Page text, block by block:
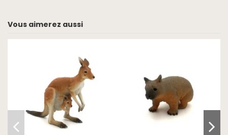
Vous aimerez aussi